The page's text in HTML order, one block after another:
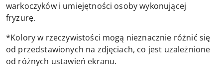
warkoczyków i umiejętności osoby wykonującej
fryzurę.
*Kolory w rzeczywistości mogą nieznacznie różnić się
od przedstawionych na zdjęciach, co jest uzależnione
od różnych ustawień ekranu.